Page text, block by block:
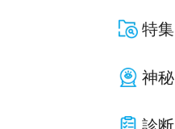
特集
神秘